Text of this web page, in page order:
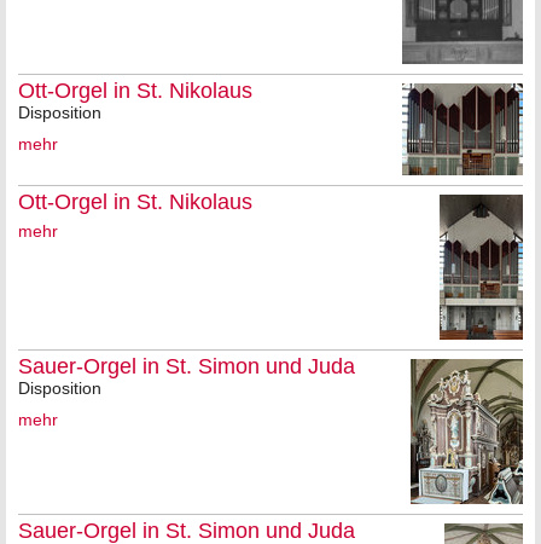
Ott-Orgel in St. Nikolaus
Disposition
mehr
Ott-Orgel in St. Nikolaus
mehr
Sauer-Orgel in St. Simon und Juda
Disposition
mehr
Sauer-Orgel in St. Simon und Juda